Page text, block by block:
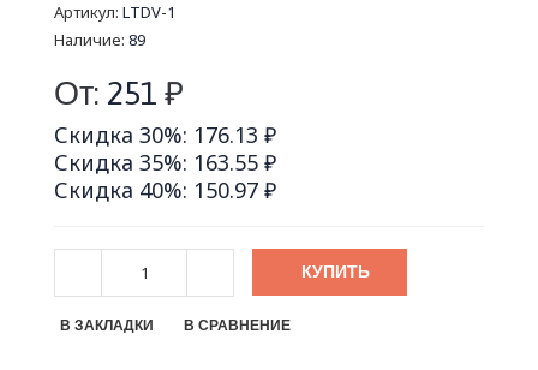
Артикул: LTDV-1
Наличие: 89
От: 251 ₽
Скидка 30%: 176.13 ₽
Скидка 35%: 163.55 ₽
Скидка 40%: 150.97 ₽
КУПИТЬ
В ЗАКЛАДКИ В СРАВНЕНИЕ